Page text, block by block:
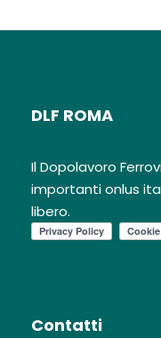
DLF ROMA
Il Dopolavoro
importanti onlus
libero.
Contatti